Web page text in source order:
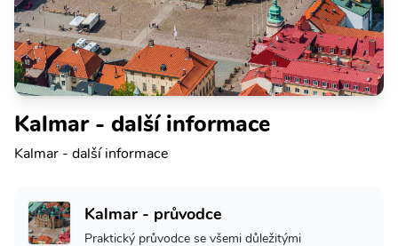
Kalmar - další informace
Kalmar - další informace
Kalmar - průvodce
Praktický průvodce se všemi důležitými